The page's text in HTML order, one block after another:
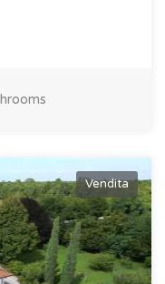
Vendita